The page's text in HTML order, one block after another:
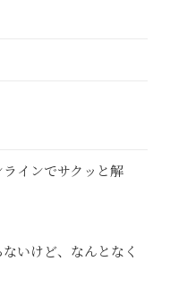
インでサクッと解
いけど、なんとなく